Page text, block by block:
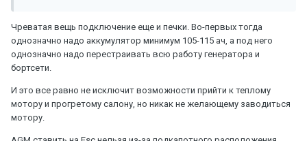
Чреватая вещь подключение еще и печки. Во-первых тогда
однозначно надо аккумулятор минимум 105-115 ач, а под него
однозначно надо перестраивать всю работу генератора и
бортсети.
И это все равно не исключит возможности прийти к теплому
мотору и прогретому салону, но никак не желающему заводиться
мотору.